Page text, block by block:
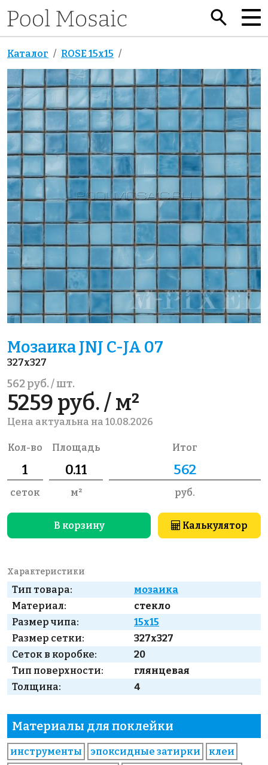
Каталог ROSE 15x15
Мозаика JNJ C-JA 07
327x327
562 руб. / шт.
5259 руб. / м²
Цена актуальна на 10.08.2026
Кол-во
сеток
Площадь
м²
Итог
руб.
В корзину Калькулятор
Характеристики
Тип товара:
мозаика
Материал:
стекло
Размер чипа:
15x15
Размер сетки:
327x327
Сеток в коробке:
20
Тип поверхности:
глянцевая
Толщина:
4
Материалы для поклейки
инструменты эпоксидные затирки
клеи